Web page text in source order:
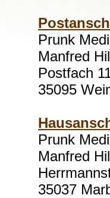
Prunk
Manfred
Postfach
35095
Prunk
Manfred
35037